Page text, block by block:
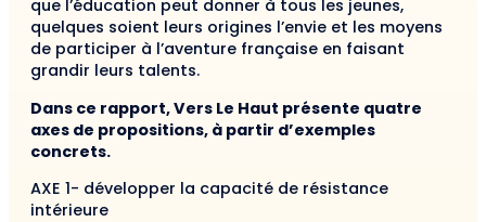
que l’éducation peut donner à tous les jeunes,
quelques soient leurs origines l’envie et les moyens
de participer à l’aventure française en faisant
grandir leurs talents.
Dans ce rapport, Vers Le Haut présente quatre
axes de propositions, à partir d’exemples
concrets.
AXE 1- développer la capacité de résistance
intérieure